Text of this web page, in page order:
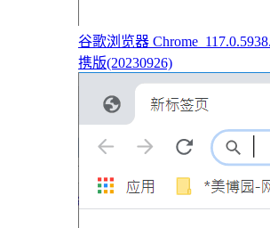
谷歌浏览器
携版(20230926)